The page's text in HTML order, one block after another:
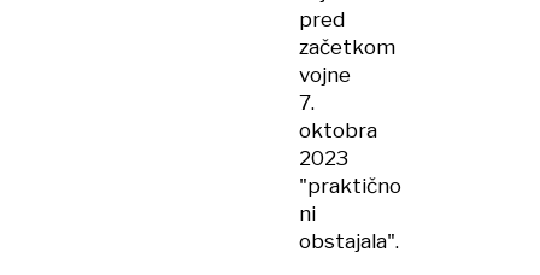
pred
začetkom
vojne
7.
oktobra
2023
"praktično
ni
obstajala".